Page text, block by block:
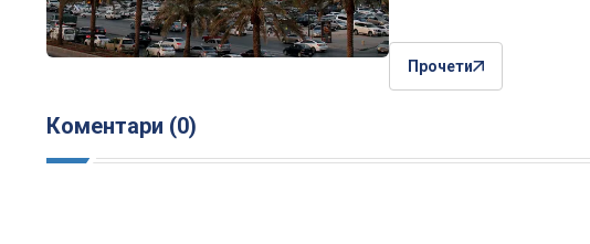
Прочети
Коментари (0)